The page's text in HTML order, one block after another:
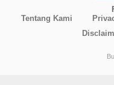
Tentang Kami